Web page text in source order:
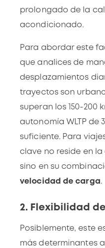
prolongado de la
acondicionado.
Para abordar este
que analices de
desplazamientos
trayectos son
superan los 150-200
autonomía WLTP de
suficiente. Para
clave no reside en
sino en su
velocidad de carga.
2. Flexibilidad
Posiblemente, este
más determinantesa